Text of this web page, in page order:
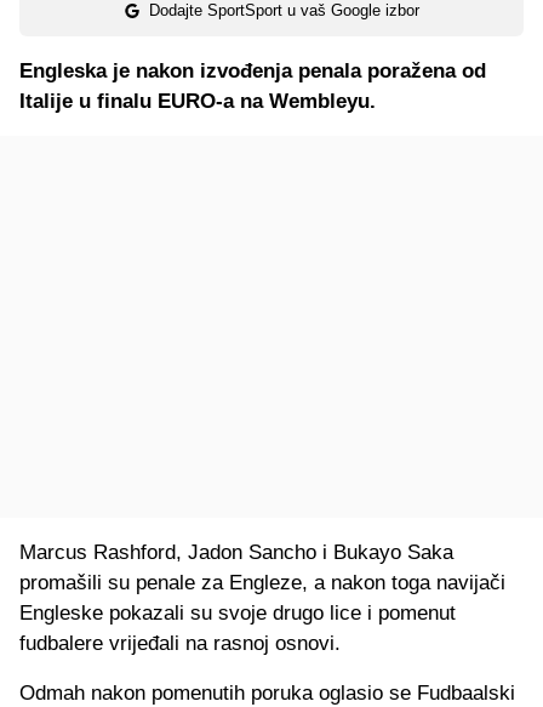
Dodajte SportSport u vaš Google izbor
Engleska je nakon izvođenja penala poražena od
Italije u finalu EURO-a na Wembleyu.
Marcus Rashford, Jadon Sancho i Bukayo Saka
promašili su penale za Engleze, a nakon toga navijači
Engleske pokazali su svoje drugo lice i pomenut
fudbalere vrijeđali na rasnoj osnovi.
Odmah nakon pomenutih poruka oglasio se Fudbaalski